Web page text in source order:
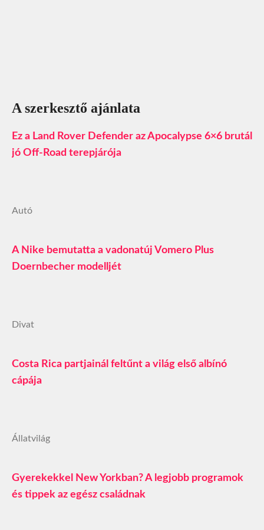
A szerkesztő ajánlata
Ez a Land Rover Defender az Apocalypse 6×6 brutál
jó Off-Road terepjárója
Autó
A Nike bemutatta a vadonatúj Vomero Plus
Doernbecher modelljét
Divat
Costa Rica partjainál feltűnt a világ első albínó
cápája
Állatvilág
Gyerekekkel New Yorkban? A legjobb programok
és tippek az egész családnak